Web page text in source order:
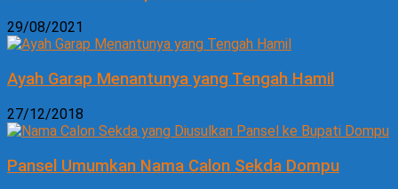
29/08/2021
Ayah Garap Menantunya yang Tengah Hamil
27/12/2018
Pansel Umumkan Nama Calon Sekda Dompu